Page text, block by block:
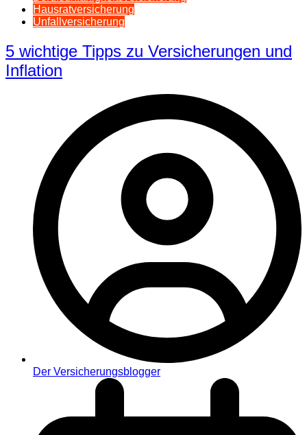
Hausratversicherung
Unfallversicherung
5 wichtige Tipps zu Versicherungen und
Inflation
Der Versicherungsblogger